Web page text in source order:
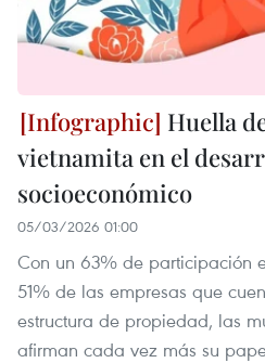
Huella
vietnamita en el
socioeconómico
05/03/2026 01:00
Con un 63% de participación
51% de las empresas que
estructura de propiedad, las
afirman cada vez más su